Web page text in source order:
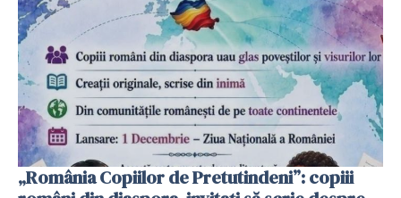
„România Copiilor de Pretutindeni”: copiii